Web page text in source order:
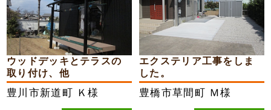
ウッドデッキとテラスの
取り付け、他
豊川市新道町 Ｋ様
エクステリア工事をしま
した。
豊橋市草間町 Ｍ様